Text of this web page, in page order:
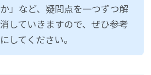
か」など、疑問点を一つずつ解
消していきますので、ぜひ参考
にしてください。